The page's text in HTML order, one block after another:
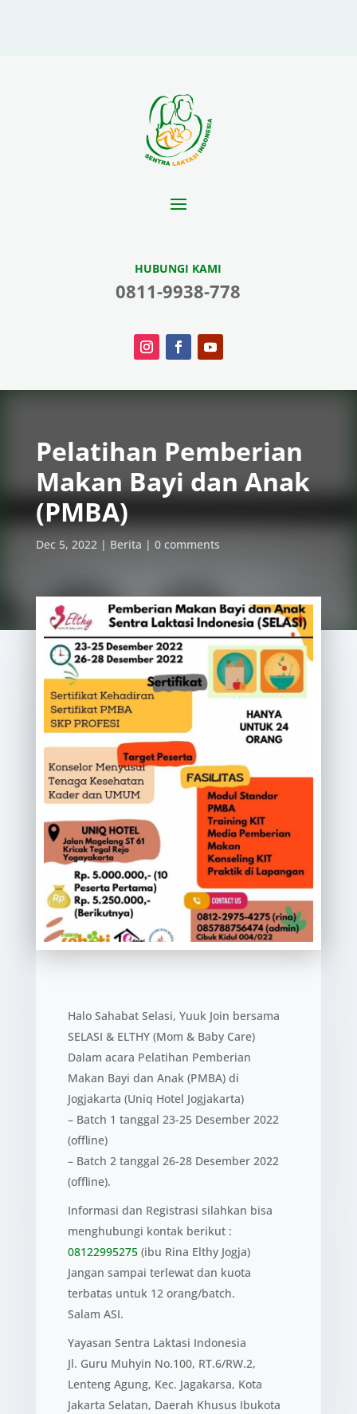
HUBUNGI KAMI
0811-9938-778
Pelatihan Pemberian
Makan Bayi dan Anak
(PMBA)
Dec 5, 2022 Berita 0 comments
Halo Sahabat Selasi, Yuuk Join bersama
SELASI & ELTHY (Mom & Baby Care)
Dalam acara Pelatihan Pemberian
Makan Bayi dan Anak (PMBA) di
Jogjakarta (Uniq Hotel Jogjakarta)
– Batch 1 tanggal 23-25 Desember 2022
(offline)
– Batch 2 tanggal 26-28 Desember 2022
(offline).
Informasi dan Registrasi silahkan bisa
menghubungi kontak berikut :
08122995275(ibu Rina Elthy Jogja)
Jangan sampai terlewat dan kuota
terbatas untuk 12 orang/batch.
Salam ASI.
Yayasan Sentra Laktasi Indonesia
Jl. Guru Muhyin No.100, RT.6/RW.2,
Lenteng Agung, Kec. Jagakarsa, Kota
Jakarta Selatan, Daerah Khusus Ibukota